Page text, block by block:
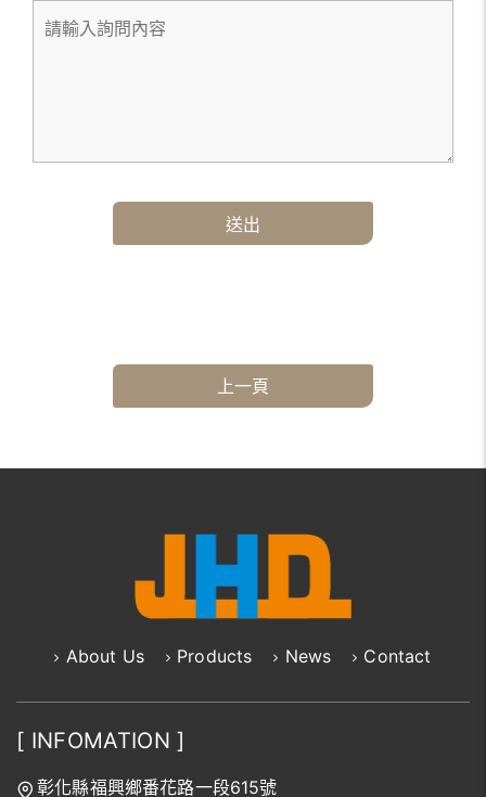
送出
上一頁
About Us Products News Contact
[ INFOMATION ]
彰化縣福興鄉番花路一段615號